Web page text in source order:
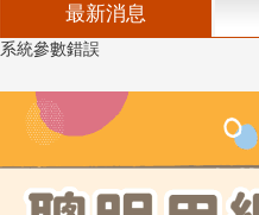
最新消息
系統參數錯誤